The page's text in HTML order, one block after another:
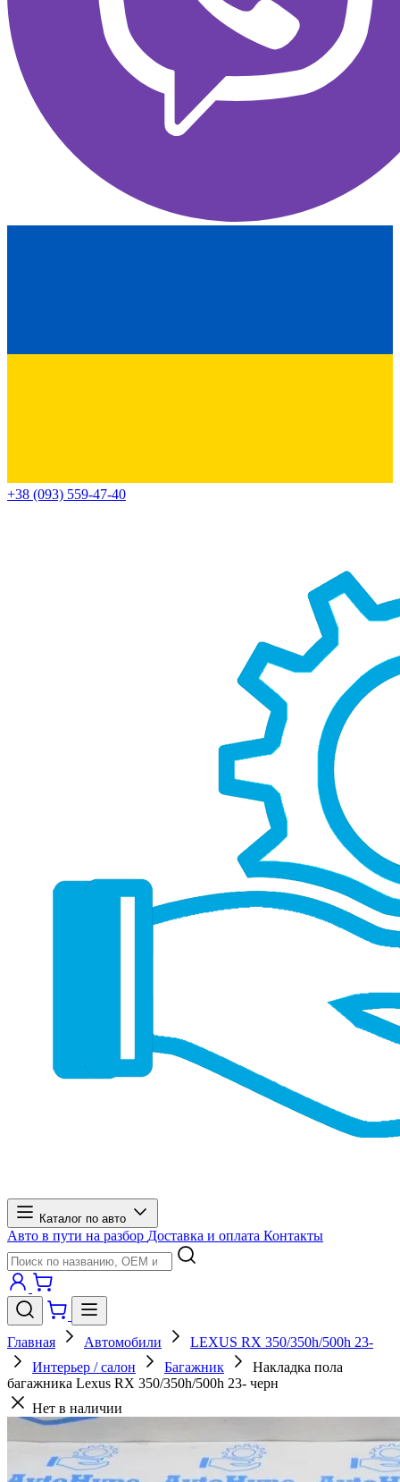
+38 (093) 559-47-40
Каталог по авто
Авто в пути на разбор Доставка и оплата Контакты
Главная Автомобили
LEXUS RX 350/350h/500h 23-
Интерьер / салон
Багажник
Накладка пола
багажника Lexus RX 350/350h/500h 23- черн
Нет в наличии